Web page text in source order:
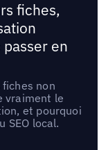
fiches,
en
non
vraiment le
et pourquoi
SEO local.